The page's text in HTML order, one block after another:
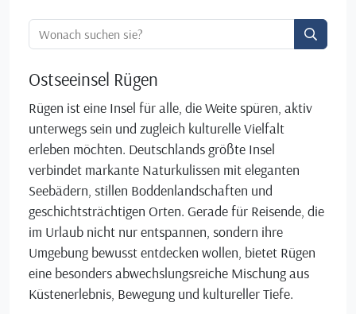
Ortssuche:
Ostseeinsel Rügen
Rügen ist eine Insel für alle, die Weite spüren, aktiv
unterwegs sein und zugleich kulturelle Vielfalt
erleben möchten. Deutschlands größte Insel
verbindet markante Naturkulissen mit eleganten
Seebädern, stillen Boddenlandschaften und
geschichtsträchtigen Orten. Gerade für Reisende, die
im Urlaub nicht nur entspannen, sondern ihre
Umgebung bewusst entdecken wollen, bietet Rügen
eine besonders abwechslungsreiche Mischung aus
Küstenerlebnis, Bewegung und kultureller Tiefe.